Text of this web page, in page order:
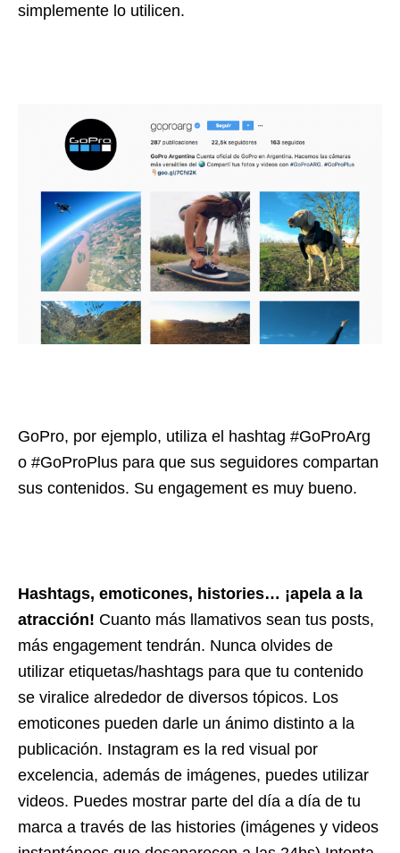
simplemente lo utilicen.
GoPro, por ejemplo, utiliza el hashtag #GoProArg
o #GoProPlus para que sus seguidores compartan
sus contenidos. Su engagement es muy bueno.
Hashtags, emoticones, histories… ¡apela a la
atracción! Cuanto más llamativos sean tus posts,
más engagement tendrán. Nunca olvides de
utilizar etiquetas/hashtags para que tu contenido
se viralice alrededor de diversos tópicos. Los
emoticones pueden darle un ánimo distinto a la
publicación. Instagram es la red visual por
excelencia, además de imágenes, puedes utilizar
videos. Puedes mostrar parte del día a día de tu
marca a través de las histories (imágenes y videos